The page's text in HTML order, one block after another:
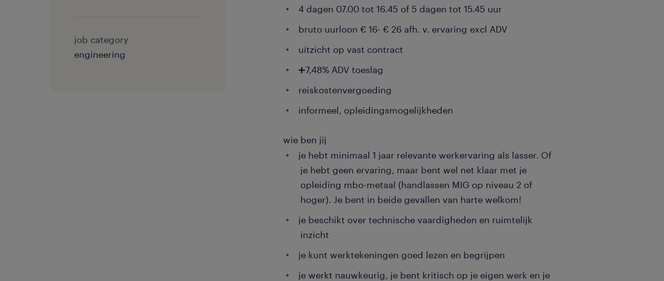
job category
engineering
4 dagen 07.00 tot 16.45 of 5 dagen tot 15.45 uur
bruto uurloon € 16- € 26 afh. v. ervaring excl ADV
uitzicht op vast contract
➕7,48% ADV toeslag
reiskostenvergoeding
informeel, opleidingsmogelijkheden
wie ben jij
je hebt minimaal 1 jaar relevante werkervaring als lasser. Of
je hebt geen ervaring, maar bent wel net klaar met je
opleiding mbo-metaal (handlassen MIG op niveau 2 of
hoger). Je bent in beide gevallen van harte welkom!
je beschikt over technische vaardigheden en ruimtelijk
inzicht
je kunt werktekeningen goed lezen en begrijpen
je werkt nauwkeurig, je bent kritisch op je eigen werk en je